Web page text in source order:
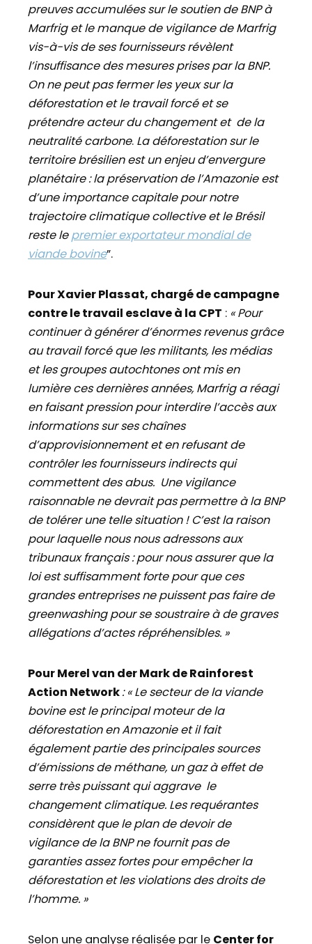
preuves accumulées sur le soutien de BNP à
Marfrig et le manque de vigilance de Marfrig
vis-à-vis de ses fournisseurs révèlent
l’insuffisance des mesures prises par la BNP.
On ne peut pas fermer les yeux sur la
déforestation et le travail forcé et se
prétendre acteur du changement et de la
neutralité carbone. La déforestation sur le
territoire brésilien est un enjeu d’envergure
planétaire : la préservation de l’Amazonie est
d’une importance capitale pour notre
trajectoire climatique collective et le Brésil
reste lepremier exportateur mondial de
viande bovine”.
Pour Xavier Plassat, chargé de campagne
contre le travail esclave à la CPT : « Pour
continuer à générer d’énormes revenus grâce
au travail forcé que les militants, les médias
et les groupes autochtones ont mis en
lumière ces dernières années, Marfrig a réagi
en faisant pression pour interdire l’accès aux
informations sur ses chaînes
d’approvisionnement et en refusant de
contrôler les fournisseurs indirects qui
commettent des abus. Une vigilance
raisonnable ne devrait pas permettre à la BNP
de tolérer une telle situation ! C’est la raison
pour laquelle nous nous adressons aux
tribunaux français : pour nous assurer que la
loi est suffisamment forte pour que ces
grandes entreprises ne puissent pas faire de
greenwashing pour se soustraire à de graves
allégations d’actes répréhensibles. »
Pour Merel van der Mark de Rainforest
Action Network: « Le secteur de la viande
bovine est le principal moteur de la
déforestation en Amazonie et il fait
également partie des principales sources
d’émissions de méthane, un gaz à effet de
serre très puissant qui aggrave le
changement climatique. Les requérantes
considèrent que le plan de devoir de
vigilance de la BNP ne fournit pas de
garanties assez fortes pour empêcher la
déforestation et les violations des droits de
l’homme. »
Selon une analyse réalisée par le Center for